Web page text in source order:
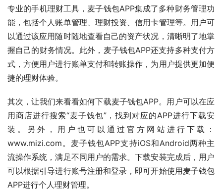
专业的手机理财工具，麦子钱包APP集成了多种财务管理功
能，包括个人账单管理、理财投资、信用卡管理等。用户可
以通过该应用随时随地查看自己的资产状况，清晰明了地掌
握自己的财务情况。此外，麦子钱包APP还支持多种支付方
式，方便用户进行账单支付和转账操作，为用户提供更加便
捷的理财体验。
其次，让我们来看看如何下载麦子钱包APP。用户可以在应
用商店进行搜索“麦子钱包”，找到对应的APP进行下载安
装。另外，用户也可以通过官方网站进行下载：
www.mizi.com。麦子钱包APP支持iOS和Android两种主
流操作系统，满足不同用户的需求。下载安装完成后，用户
可以根据引导进行账号注册和登录，即可开始使用麦子钱包
APP进行个人理财管理。